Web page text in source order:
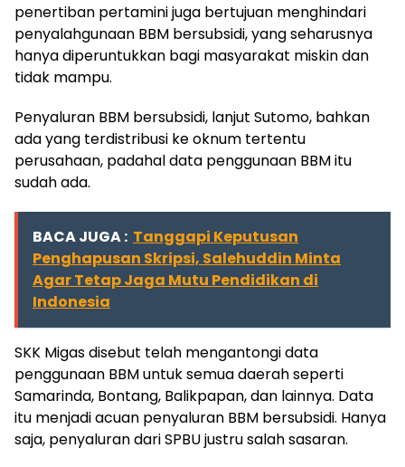
penertiban pertamini juga bertujuan menghindari
penyalahgunaan BBM bersubsidi, yang seharusnya
hanya diperuntukkan bagi masyarakat miskin dan
tidak mampu.
Penyaluran BBM bersubsidi, lanjut Sutomo, bahkan
ada yang terdistribusi ke oknum tertentu
perusahaan, padahal data penggunaan BBM itu
sudah ada.
BACA JUGA : Tanggapi Keputusan
Penghapusan Skripsi, Salehuddin Minta
Agar Tetap Jaga Mutu Pendidikan di
Indonesia
SKK Migas disebut telah mengantongi data
penggunaan BBM untuk semua daerah seperti
Samarinda, Bontang, Balikpapan, dan lainnya. Data
itu menjadi acuan penyaluran BBM bersubsidi. Hanya
saja, penyaluran dari SPBU justru salah sasaran.